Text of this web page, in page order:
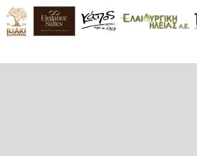
το ilialive.gr στοGoogle Newsκαι